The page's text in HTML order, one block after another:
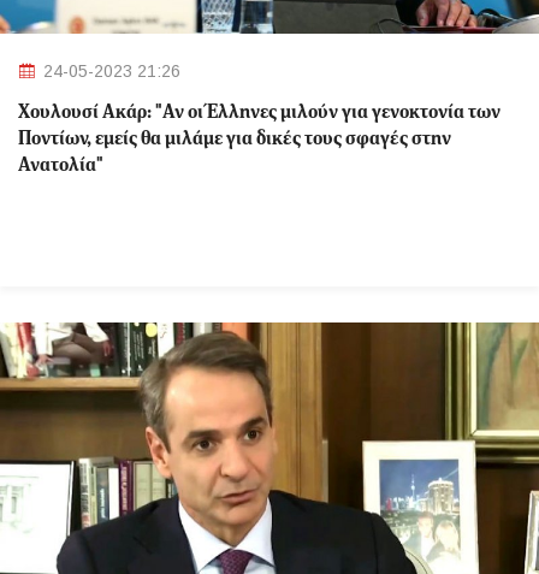
24-05-2023 21:26
Χουλουσί Ακάρ: "Αν οι Έλληνες μιλούν για γενοκτονία των
Ποντίων, εμείς θα μιλάμε για δικές τους σφαγές στην
Ανατολία"